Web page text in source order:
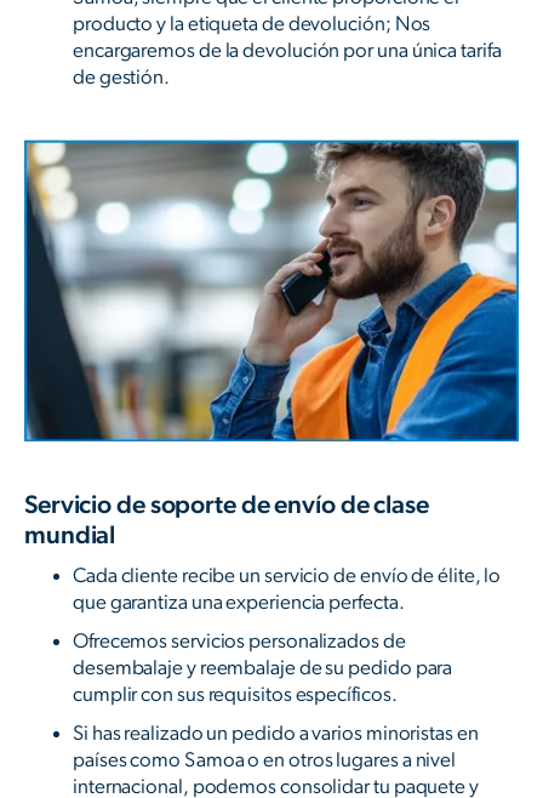
producto y la etiqueta de devolución; Nos
encargaremos de la devolución por una única tarifa
de gestión.
Servicio de soporte de envío de clase
mundial
Cada cliente recibe un servicio de envío de élite, lo
que garantiza una experiencia perfecta.
Ofrecemos servicios personalizados de
desembalaje y reembalaje de su pedido para
cumplir con sus requisitos específicos.
Si has realizado un pedido a varios minoristas en
países como Samoa o en otros lugares a nivel
internacional, podemos consolidar tu paquete y